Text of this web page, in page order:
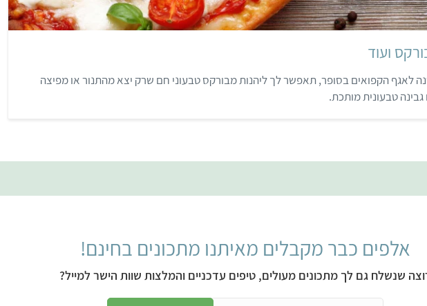
ועוד
לאגף הקפואים בסופר, תאפשר לך ליהנות מבורקס טבעוני חם שרק יצא מהתנור או מפיצה
טבעונית מותכת.
אלפים כבר מקבלים מאיתנו מתכונים בחינם!
שנשלח גם לך מתכונים מעולים, טיפים עדכניים והמלצות שוות הישר למייל?